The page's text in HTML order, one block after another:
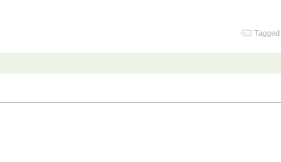
Tagged